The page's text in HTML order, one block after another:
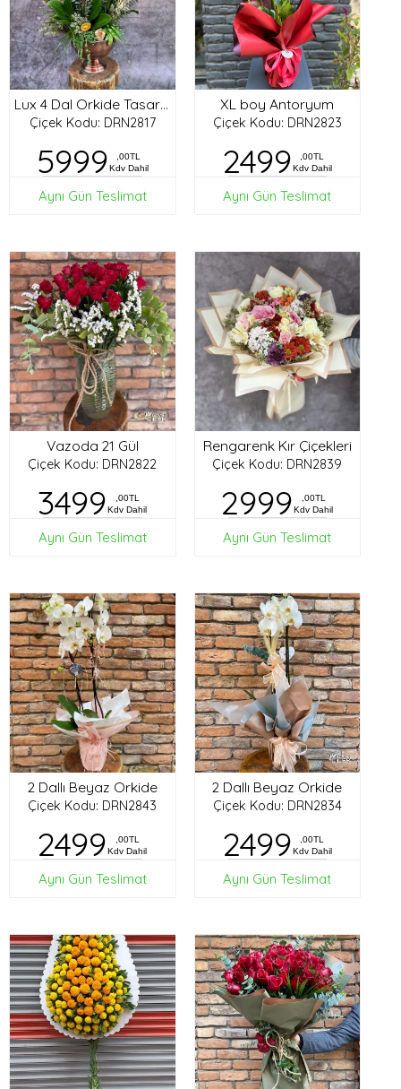
Lux 4 Dal Orkide Tasarım
Çiçek Kodu: DRN2817
5999
,00TL
Kdv Dahil
Aynı Gün Teslimat
XL boy Antoryum
Çiçek Kodu: DRN2823
2499
,00TL
Kdv Dahil
Aynı Gün Teslimat
Vazoda 21 Gül
Çiçek Kodu: DRN2822
3499
,00TL
Kdv Dahil
Aynı Gün Teslimat
Rengarenk Kır Çiçekleri
Çiçek Kodu: DRN2839
2999
,00TL
Kdv Dahil
Aynı Gün Teslimat
2 Dallı Beyaz Orkide
Çiçek Kodu: DRN2843
2499
,00TL
Kdv Dahil
Aynı Gün Teslimat
2 Dallı Beyaz Orkide
Çiçek Kodu: DRN2834
2499
,00TL
Kdv Dahil
Aynı Gün Teslimat